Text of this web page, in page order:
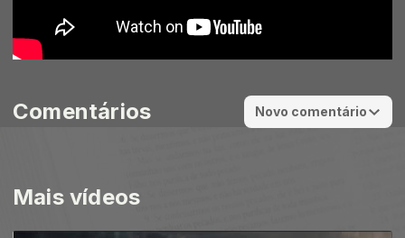
Mais vídeos
Comentários Novo comentário